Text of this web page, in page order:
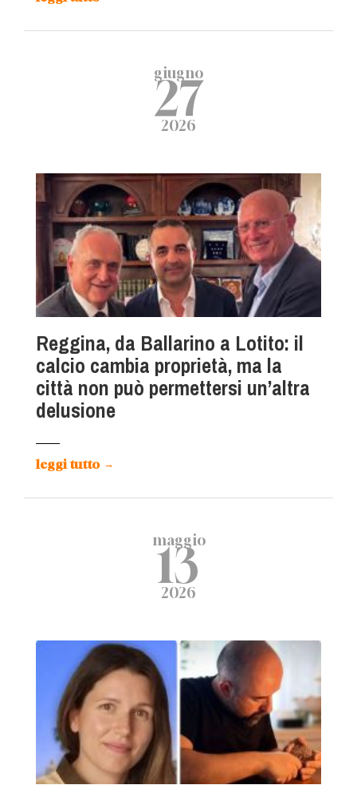
giugno
27
2026
Reggina, da Ballarino a Lotito: il
calcio cambia proprietà, ma la
città non può permettersi un’altra
delusione
leggi tutto →
maggio
13
2026